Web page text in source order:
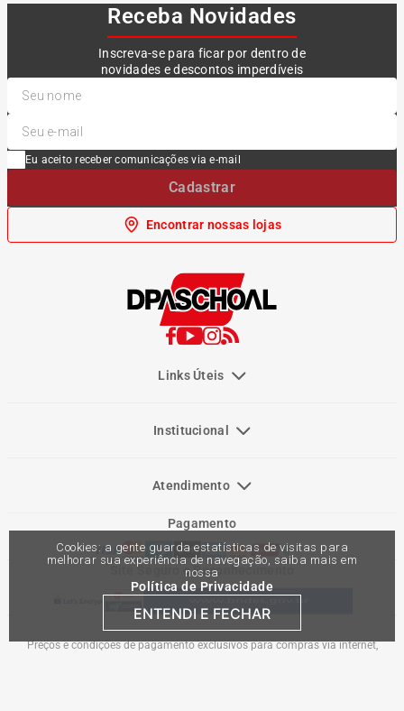
Cookies: a gente guarda estatísticas de visitas para
melhorar sua experiência de navegação, saiba mais em
nossa
Política de Privacidade
ENTENDI E FECHAR
Receba Novidades
Inscreva-se para ficar por dentro de
novidades e descontos imperdíveis
Eu aceito receber comunicações via e-mail
Cadastrar
Encontrar nossas lojas
Links Úteis
Institucional
Atendimento
Pagamento
Site Seguro e Reconhecimento
Preços e condições de pagamento exclusivos para compras via internet,